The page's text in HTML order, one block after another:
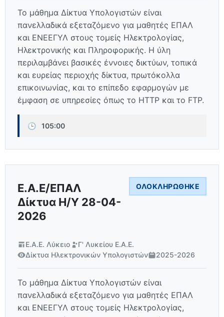
Το μάθημα Δίκτυα Υπολογιστών είναι
πανελλαδικά εξεταζόμενο για μαθητές ΕΠΑΛ
και ΕΝΕΕΓΥΛ στους τομείς Ηλεκτρολογίας,
Ηλεκτρονικής και Πληροφορικής. Η ύλη
περιλαμβάνει βασικές έννοιες δικτύων, τοπικά
και ευρείας περιοχής δίκτυα, πρωτόκολλα
επικοινωνίας, και το επίπεδο εφαρμογών με
έμφαση σε υπηρεσίες όπως το HTTP και το FTP.
🕒 105:00
Ε.Α.Ε/ΕΠΑΛ
Δίκτυα Η/Υ 28-04-
2026
ΟΛΟΚΛΗΡΏΘΗΚΕ
Ε.Α.Ε. Λύκειο
Γ' Λυκείου Ε.Α.Ε.
Δίκτυα Ηλεκτρονικών Υπολογιστών
2025-2026
Το μάθημα Δίκτυα Υπολογιστών είναι
πανελλαδικά εξεταζόμενο για μαθητές ΕΠΑΛ
και ΕΝΕΕΓΥΛ στους τομείς Ηλεκτρολογίας,